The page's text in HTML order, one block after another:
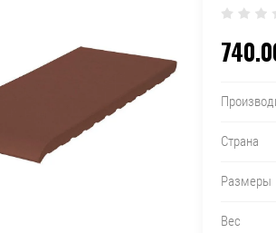
Страна
Размеры
Вес